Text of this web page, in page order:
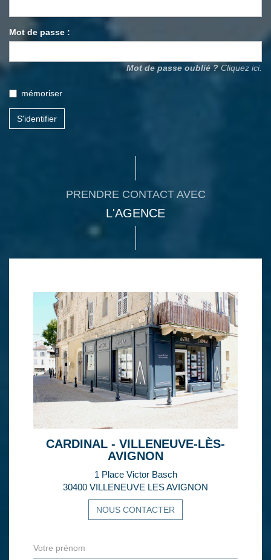
Mot de passe :
Mot de passe oublié ? Cliquez ici.
mémoriser
S'identifier
PRENDRE CONTACT AVEC
L'AGENCE
CARDINAL - VILLENEUVE-LÈS-
AVIGNON
1 Place Victor Basch
30400 VILLENEUVE LES AVIGNON
NOUS CONTACTER